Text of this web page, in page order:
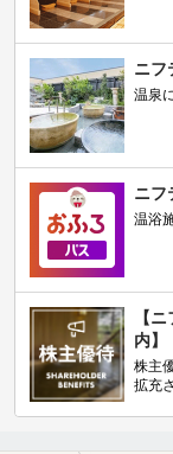
ニフ
温泉
ニフ
温浴
【
内】
株主
拡充